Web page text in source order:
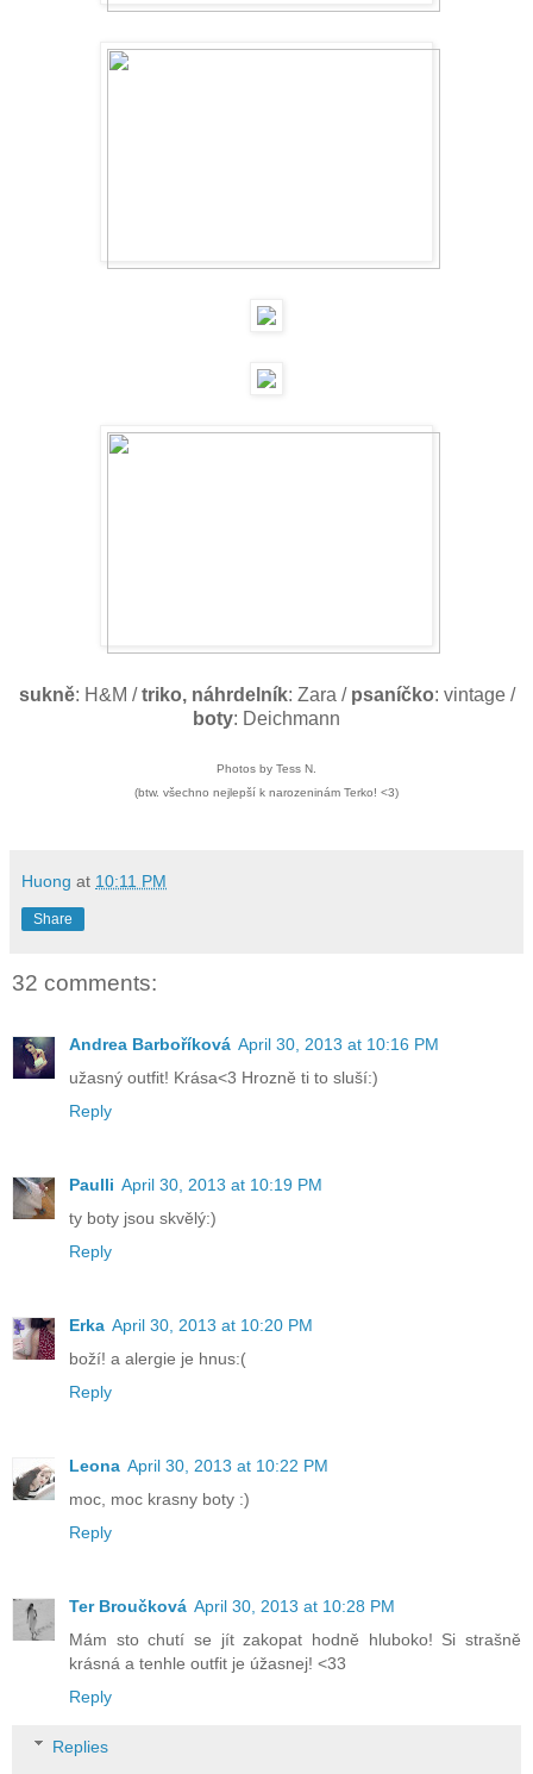
sukně: H&M /triko, náhrdelník: Zara / psaníčko: vintage /
boty: Deichmann
Photos by Tess N.
(btw. všechno nejlepší k narozeninám Terko! <3)
Huong at 10:11 PM
Share
32 comments:
Andrea Barboříková April 30, 2013 at 10:16 PM
užasný outfit! Krása<3 Hrozně ti to sluší:)
Reply
Paulli April 30, 2013 at 10:19 PM
ty boty jsou skvělý:)
Reply
Erka April 30, 2013 at 10:20 PM
boží! a alergie je hnus:(
Reply
Leona April 30, 2013 at 10:22 PM
moc, moc krasny boty :)
Reply
Ter Broučková April 30, 2013 at 10:28 PM
Mám sto chutí se jít zakopat hodně hluboko! Si strašně
krásná a tenhle outfit je úžasnej! <33
Reply
Replies